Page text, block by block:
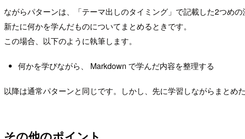
ながらパターンは、「テーマ出しのタイミング」で記載した2つめの
新たに何かを学んだものについてまとめるときです。
この場合、以下のように執筆します。
何かを学びながら、 Markdown で学んだ内容を整理する
以降は通常パターンと同じです。しかし、先に学習しながらまとめ